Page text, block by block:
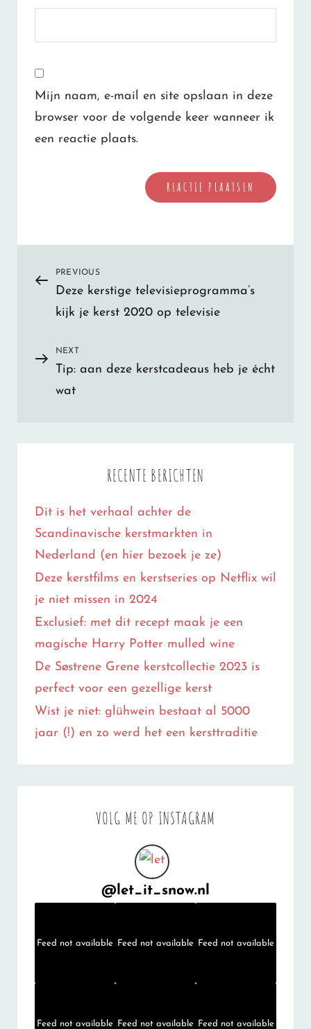
Mijn naam, e-mail en site opslaan in deze
browser voor de volgende keer wanneer ik
een reactie plaats.
Bericht
navigatie
Previous
Post
PREVIOUS
Deze kerstige televisieprogramma’s
kijk je kerst 2020 op televisie
Next
Post
NEXT
Tip: aan deze kerstcadeaus heb je écht
wat
RECENTE BERICHTEN
Dit is het verhaal achter de
Scandinavische kerstmarkten in
Nederland (en hier bezoek je ze)
Deze kerstfilms en kerstseries op Netflix wil
je niet missen in 2024
Exclusief: met dit recept maak je een
magische Harry Potter mulled wine
De Søstrene Grene kerstcollectie 2023 is
perfect voor een gezellige kerst
Wist je niet: glühwein bestaat al 5000
jaar (!) en zo werd het een kersttraditie
VOLG ME OP INSTAGRAM
@let_it_snow.nl
Feed not available Feed not available Feed not available
Feed not available Feed not available Feed not available